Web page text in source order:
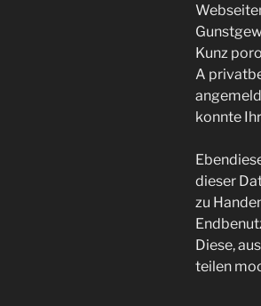
Kunz
A
konnte
dieser
zu
Diese,
teilen